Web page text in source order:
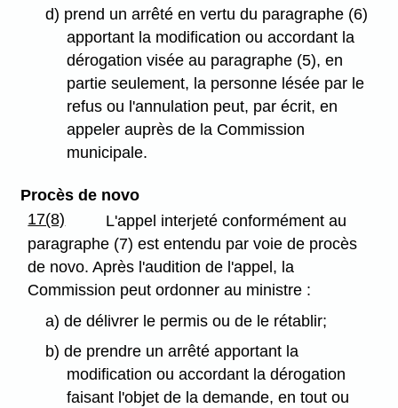
d) prend un arrêté en vertu du paragraphe (6)
apportant la modification ou accordant la
dérogation visée au paragraphe (5), en
partie seulement, la personne lésée par le
refus ou l'annulation peut, par écrit, en
appeler auprès de la Commission
municipale.
Procès de novo
17(8)
L'appel interjeté conformément au
paragraphe (7) est entendu par voie de procès
de novo. Après l'audition de l'appel, la
Commission peut ordonner au ministre :
a) de délivrer le permis ou de le rétablir;
b) de prendre un arrêté apportant la
modification ou accordant la dérogation
faisant l'objet de la demande, en tout ou